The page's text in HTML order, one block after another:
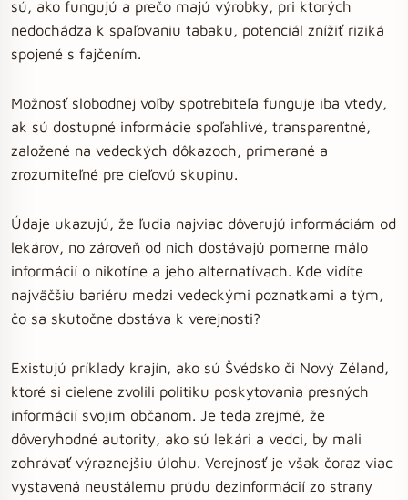
sú, ako fungujú a prečo majú výrobky, pri ktorých
nedochádza k spaľovaniu tabaku, potenciál znížiť riziká
spojené s fajčením.
Možnosť slobodnej voľby spotrebiteľa funguje iba vtedy,
ak sú dostupné informácie spoľahlivé, transparentné,
založené na vedeckých dôkazoch, primerané a
zrozumiteľné pre cieľovú skupinu.
Údaje ukazujú, že ľudia najviac dôverujú informáciám od
lekárov, no zároveň od nich dostávajú pomerne málo
informácií o nikotíne a jeho alternatívach. Kde vidíte
najväčšiu bariéru medzi vedeckými poznatkami a tým,
čo sa skutočne dostáva k verejnosti?
Existujú príklady krajín, ako sú Švédsko či Nový Zéland,
ktoré si cielene zvolili politiku poskytovania presných
informácií svojim občanom. Je teda zrejmé, že
dôveryhodné autority, ako sú lekári a vedci, by mali
zohrávať výraznejšiu úlohu. Verejnosť je však čoraz viac
vystavená neustálemu prúdu dezinformácií zo strany